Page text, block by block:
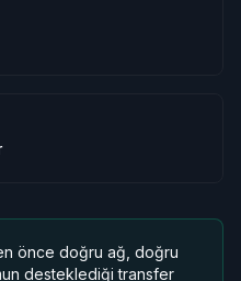
önce doğru ağ, doğru
desteklediği transfer